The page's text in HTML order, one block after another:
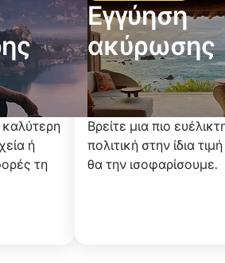
ή
τη
Εγγύηση
ακύρωσης
Βρείτε μια πιο
πολιτική στην ίδια
θα την ισοφαρίσουμε.